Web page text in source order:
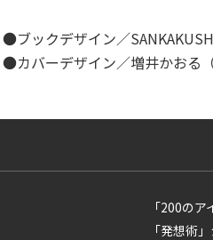
●ブックデザイン／
●カバーデザイン／増井かおる（
「200の
「発想術